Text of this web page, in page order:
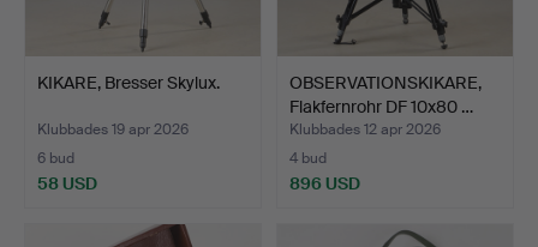
KIKARE, Bresser Skylux.
Klubbades 19 apr 2026
6 bud
58 USD
OBSERVATIONSKIKARE,
Flakfernrohr DF 10x80 …
Klubbades 12 apr 2026
4 bud
896 USD